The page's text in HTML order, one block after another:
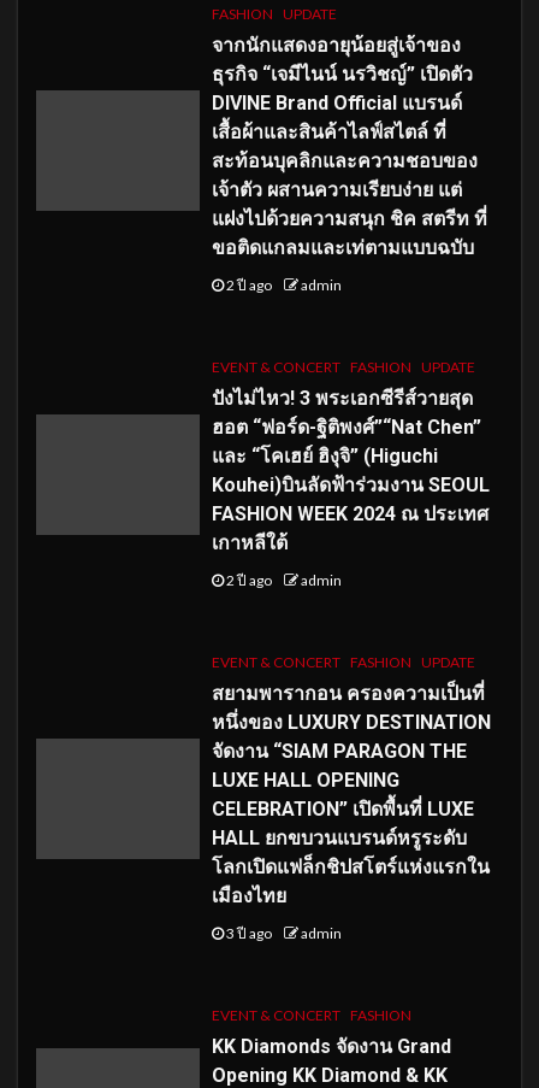
FASHION UPDATE
จากนักแสดงอายุน้อยสู่เจ้าของ
ธุรกิจ “เจมีไนน์ นรวิชญ์” เปิดตัว
DIVINE Brand Official แบรนด์
เสื้อผ้าและสินค้าไลฟ์สไตล์ ที่
สะท้อนบุคลิกและความชอบของ
เจ้าตัว ผสานความเรียบง่าย แต่
แฝงไปด้วยความสนุก ชิค สตรีท ที่
ขอติดแกลมและเท่ตามแบบฉบับ
2 ปี ago admin
EVENT & CONCERT FASHION UPDATE
ปังไม่ไหว! 3 พระเอกซีรีส์วายสุด
ฮอต “ฟอร์ด-ฐิติพงศ์”“Nat Chen”
และ “โคเฮย์ ฮิงุจิ” (Higuchi
Kouhei)บินลัดฟ้าร่วมงาน SEOUL
FASHION WEEK 2024 ณ ประเทศ
เกาหลีใต้
2 ปี ago admin
EVENT & CONCERT FASHION UPDATE
สยามพารากอน ครองความเป็นที่
หนึ่งของ LUXURY DESTINATION
จัดงาน “SIAM PARAGON THE
LUXE HALL OPENING
CELEBRATION” เปิดพื้นที่ LUXE
HALL ยกขบวนแบรนด์หรูระดับ
โลกเปิดแฟล็กชิปสโตร์แห่งแรกใน
เมืองไทย
3 ปี ago admin
EVENT & CONCERT FASHION
KK Diamonds จัดงาน Grand
Opening KK Diamond & KK